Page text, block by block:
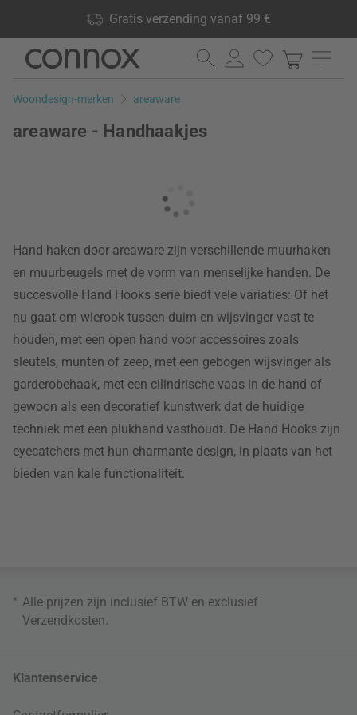
Gratis verzending vanaf 99 €
producten op voorraad, 60 dagen retourrecht
Ga
pagina-
Ga
zoeken
Woondesign-merken areaware
areaware - Handhaakjes
Hand haken door areaware zijn verschillende muurhaken
en muurbeugels met de vorm van menselijke handen. De
succesvolle Hand Hooks serie biedt vele variaties: Of het
nu gaat om wierook tussen duim en wijsvinger vast te
houden, met een open hand voor accessoires zoals
sleutels, munten of zeep, met een gebogen wijsvinger als
garderobehaak, met een cilindrische vaas in de hand of
gewoon als een decoratief kunstwerk dat de huidige
techniek met een plukhand vasthoudt. De Hand Hooks zijn
eyecatchers met hun charmante design, in plaats van het
bieden van kale functionaliteit.
* Alle prijzen zijn inclusief BTW en exclusief
Verzendkosten.
Klantenservice